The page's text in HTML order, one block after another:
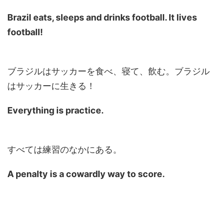
Brazil eats, sleeps and drinks football. It lives
football!
ブラジルはサッカーを食べ、寝て、飲む。ブラジル
はサッカーに生きる！
Everything is practice.
すべては練習のなかにある。
A penalty is a cowardly way to score.